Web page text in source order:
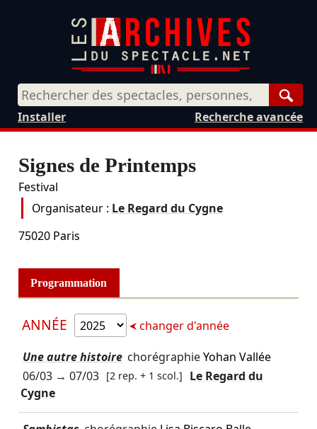
Recherche avancée
Installer
Signes de Printemps
Festival
Organisateur : Le Regard du Cygne
75020 Paris
Programmation
ANNÉE changer d'année
Une autre histoire chorégraphieYohan Vallée
06/03→ 07/03 [2 rep. + 1 scol.]
Le Regard du
Cygne